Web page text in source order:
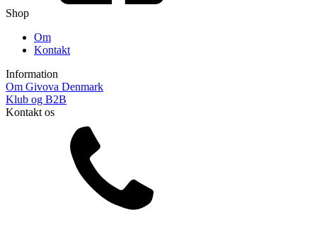
Shop
Om
Kontakt
Information
Om Givova Denmark
Klub og B2B
Kontakt os